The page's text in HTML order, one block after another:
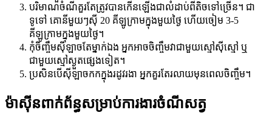
បរិមាណចំណីគួរតែត្រូវបានកើនឡើងជាលំដាប់ពីតិចទៅច្រើន។ ជា
ទូទៅ គោនីមួយៗស៊ី 20 គីឡូក្រាមក្នុងមួយថ្ងៃ ហើយចៀម 3-5
គីឡូក្រាមក្នុងមួយថ្ងៃ។
កុំចិញ្ចឹមស៊ីឡាចតែម្នាក់ឯង អ្នកអាចចិញ្ចឹមវាជាមួយស្មៅស៊ីស្មៅ ឬ
ជាមួយស្មៅស្ងួតផ្សេងទៀត។
ប្រសិនបើស៊ីឡាចកកក្នុងរដូវរងា អ្នកគួរតែរលាយមុនពេលចិញ្ចឹម។
ម៉ាស៊ីនពាក់ព័ន្ធសម្រាប់ការងារចំណីសត្វ